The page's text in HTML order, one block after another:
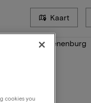
Kaart
cookies you